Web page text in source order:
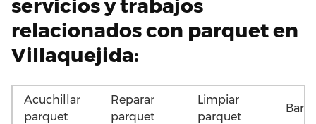
servicios y trabajos
relacionados con parquet en
Villaquejida:
Acuchillar
parquet
Reparar
parquet
Limpiar
parquet